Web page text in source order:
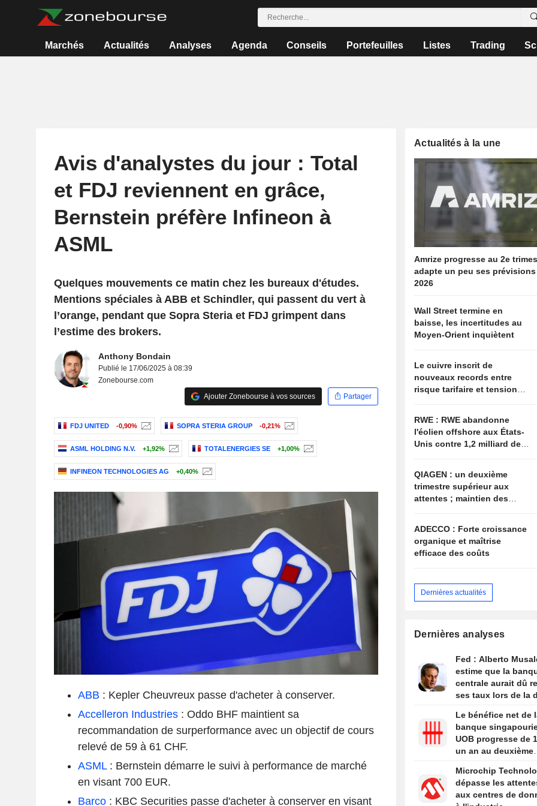
Marchés Actualités Analyses Agenda Conseils Portefeuilles Listes Trading
Avis d'analystes du jour : Total
et FDJ reviennent en grâce,
Bernstein préfère Infineon à
ASML
Quelques mouvements ce matin chez les bureaux d'études.
Mentions spéciales à ABB et Schindler, qui passent du vert à
l’orange, pendant que Sopra Steria et FDJ grimpent dans
l’estime des brokers.
Anthony Bondain
Publié le 17/06/2025 à 08:39
Zonebourse.com
Ajouter Zonebourse à vos sources
Partager
FDJ UNITED -0,90% SOPRA STERIA GROUP -0,21%
ASML HOLDING N.V. +1,92% TOTALENERGIES SE +1,00%
INFINEON TECHNOLOGIES AG +0,40%
ABB : Kepler Cheuvreux passe d'acheter à conserver.
Accelleron Industries: Oddo BHF maintient sa
recommandation de surperformance avec un objectif de cours
relevé de 59 à 61 CHF.
ASML: Bernstein démarre le suivi à performance de marché
en visant 700 EUR.
Barco: KBC Securities passe d'acheter à conserver en visant
Actualités à la une
Amrize progresse au 2e
adapte un peu ses
2026
Wall Street termine en
baisse, les incertitudes au
Moyen-Orient inquiètent
Le cuivre inscrit de
nouveaux records entre
risque tarifaire et tensions
RWE : RWE abandonne
l'éolien offshore aux États-
Unis contre 1,2 milliard de
QIAGEN : un deuxième
trimestre supérieur aux
attentes ; maintien des
ADECCO : Forte croissance
organique et maîtrise
efficace des coûts
Dernières actualités
Dernières analyses
Fed : Alberto
estime que la
centrale aurait dû
ses taux lors de la
Le bénéfice net de
banque
UOB progresse de
un an au deuxième
Microchip
dépasse les
aux centres de